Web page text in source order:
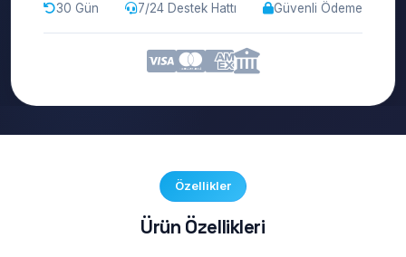
30 Gün 7/24 Destek Hattı Güvenli Ödeme
Özellikler
Ürün Özellikleri